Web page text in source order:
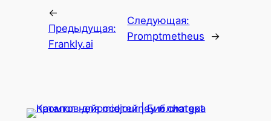
←
Предыдущая:
Frankly.ai
Следующая:
Promptmetheus
→